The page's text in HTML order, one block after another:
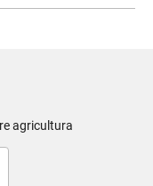
agricultura